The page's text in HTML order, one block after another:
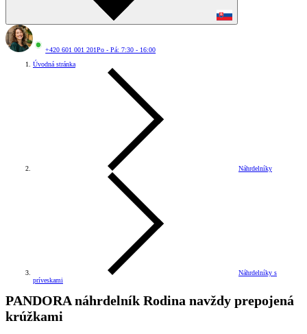
+420 601 001 201Po - Pá: 7:30 - 16:00
Úvodná stránka
Náhrdelníky
Náhrdelníky s
príveskami
PANDORA náhrdelník Rodina navždy prepojená
krúžkami